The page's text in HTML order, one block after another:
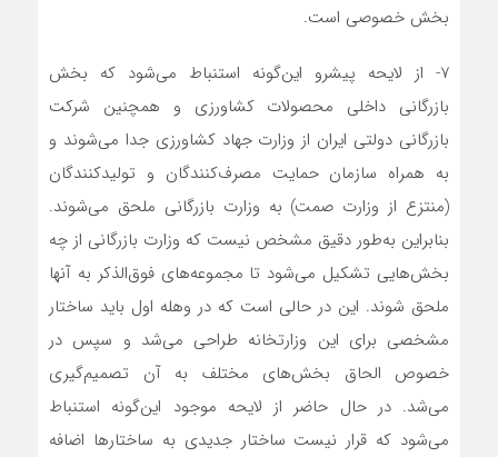
بخش خصوصی است.
7- از لایحه پیشرو این‌گونه استنباط می‌شود که بخش
بازرگانی داخلی محصولات کشاورزی و همچنین شرکت
بازرگانی دولتی ایران از وزارت جهاد کشاورزی جدا می‌شوند و
به همراه سازمان حمایت مصرف‌کنندگان و تولیدکنندگان
(منتزع از وزارت صمت) به وزارت بازرگانی ملحق می‌شوند.
بنابراین به‌طور دقیق مشخص نیست که وزارت بازرگانی از چه
بخش‌هایی تشکیل می‌شود تا مجموعه‌های فوق‌الذکر به آنها
ملحق شوند. این در حالی است که در وهله اول باید ساختار
مشخصی برای این وزارتخانه طراحی می‌شد و سپس در
خصوص الحاق بخش‌های مختلف به آن تصمیم‌گیری
می‌شد. در حال حاضر از لایحه موجود این‌گونه استنباط
می‌شود که قرار نیست ساختار جدیدی به ساختارها اضافه